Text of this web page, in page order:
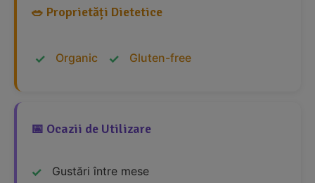
🥗 Proprietăți Dietetice
Organic Gluten-free
📅 Ocazii de Utilizare
Gustări între mese